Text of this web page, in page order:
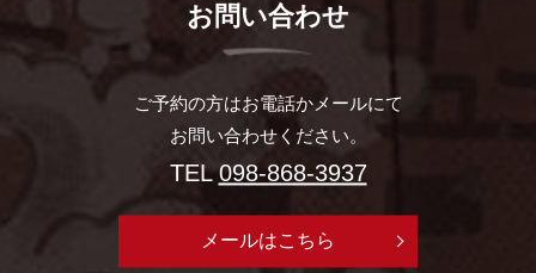
お問い合わせ
ご予約の方はお電話かメールにて
お問い合わせください。
TEL098-868-3937
メールはこちら